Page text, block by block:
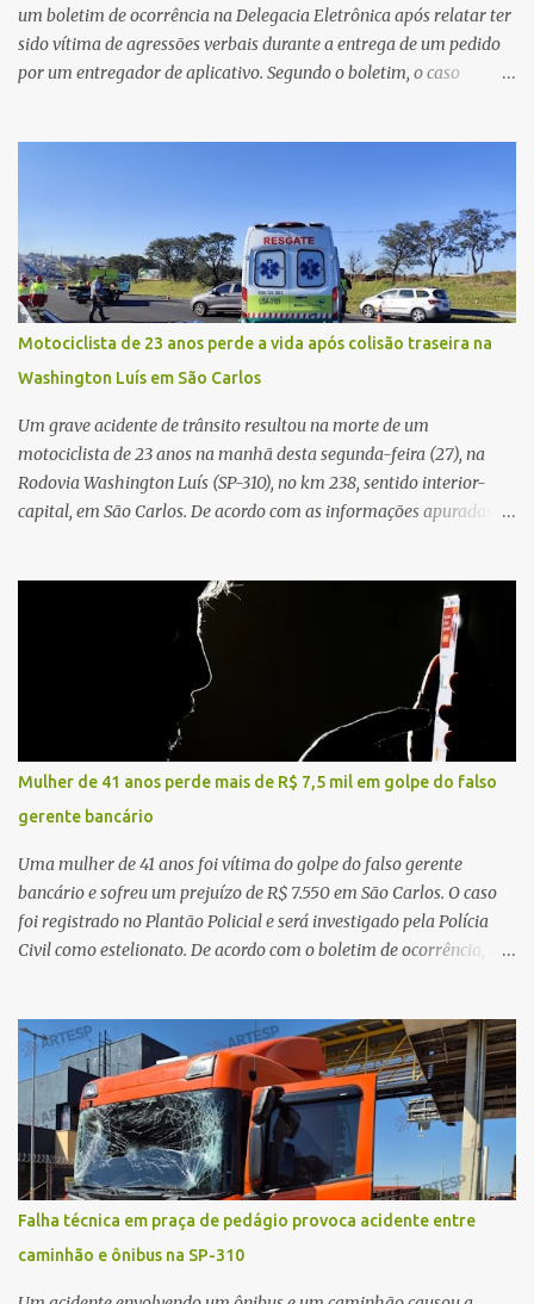
um boletim de ocorrência na Delegacia Eletrônica após relatar ter
sido vítima de agressões verbais durante a entrega de um pedido
por um entregador de aplicativo. Segundo o boletim, o caso
proximidades. Ainda conforme o registro policial, a vítima relatou
que, ao receber a entrega, voltou a ser ofendida com palavras de
baixo calão e insultos. Ela informou à Polícia Civil que mora
sozinha e que se sentiu ameaçada, coagida e humilhada com a
situação. Fonte: São Carlos Agora
Motociclista de 23 anos perde a vida após colisão traseira na
Washington Luís em São Carlos
Um grave acidente de trânsito resultou na morte de um
motociclista de 23 anos na manhã desta segunda-feira (27), na
Rodovia Washington Luís (SP-310), no km 238, sentido interior-
capital, em São Carlos. De acordo com as informações apuradas no
veículo, o trânsito estava lento e congestionado devido a obras
realizadas na rodovia, momento em que ocorreu o impacto. Com
a violência da colisão, o motociclista foi arremessado ao solo.
Testemunhas relataram que o capacete teria se desprendido
durante o acidente. O jovem sofreu ferimentos gravíssimos e
morreu ainda no local. Equipes de resgate e de atendimento da
concessionária responsável pela rodovia foram acionadas e
realizaram a sinalização da via, além de prestarem socorro à
vítima. No entanto, o óbito foi constatado ainda no local do
acidente. A Polícia Militar Rodoviária compareceu para o registro
da ocorrência...
Mulher de 41 anos perde mais de R$ 7,5 mil em golpe do falso
gerente bancário
Uma mulher de 41 anos foi vítima do golpe do falso gerente
bancário e sofreu um prejuízo de R$ 7.550 em São Carlos. O caso
foi registrado no Plantão Policial e será investigado pela Polícia
Civil como estelionato. De acordo com o boletim de ocorrência, a
suspeito alegou que seria necessário atualizar o cadastro da conta
e passou a orientar a vítima sobre os procedimentos que deveriam
ser realizados. Dias depois, o golpista enviou um documento em
PDF simulando uma comunicação oficial da instituição financeira.
Na sequência, entrou em contato por telefone e encaminhou um
link, orientando a vítima a acessá-lo pelo computador para
concluir a suposta atualização cadastral. Após realizar o
procedimento, a conta bancária ficou bloqueada por algumas
horas. Sem conseguir acessar o sistema, a vítima tentou
novamente contato com o suposto gerente, mas não obteve
Falha técnica em praça de pedágio provoca acidente entre
caminhão e ônibus na SP-310